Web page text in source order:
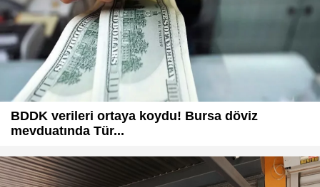
BDDK verileri ortaya koydu! Bursa döviz
mevduatında Tür...